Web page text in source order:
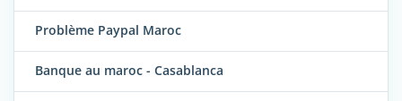
Problème Paypal Maroc
Banque au maroc - Casablanca